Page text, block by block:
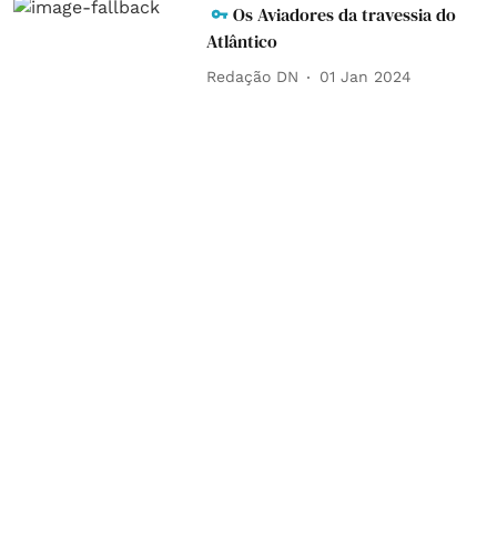
Os Aviadores da travessia do
Atlântico
Redação DN 01 Jan 2024